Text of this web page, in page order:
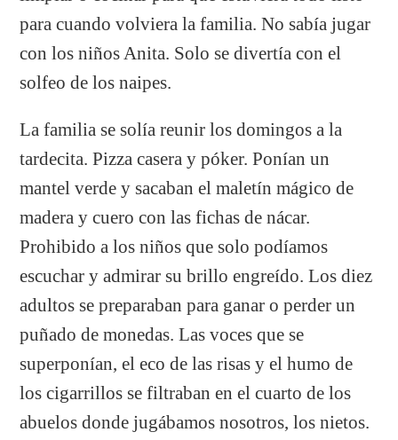
para cuando volviera la familia. No sabía jugar
con los niños Anita. Solo se divertía con el
solfeo de los naipes.
La familia se solía reunir los domingos a la
tardecita. Pizza casera y póker. Ponían un
mantel verde y sacaban el maletín mágico de
madera y cuero con las fichas de nácar.
Prohibido a los niños que solo podíamos
escuchar y admirar su brillo engreído. Los diez
adultos se preparaban para ganar o perder un
puñado de monedas. Las voces que se
superponían, el eco de las risas y el humo de
los cigarrillos se filtraban en el cuarto de los
abuelos donde jugábamos nosotros, los nietos.